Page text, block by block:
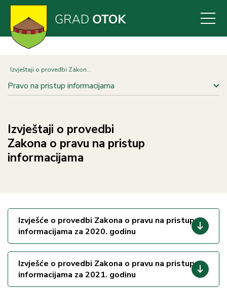
Skoči
glavni
sadržaj
Izvještaji o provedbi Zakon...
Pravo na pristup informacijama
Izvještaji o provedbi
Zakona o pravu na pristup
informacijama
Izvješće o provedbi Zakona o pravu na pristup
informacijama za 2020. godinu
Izvješće o provedbi Zakona o pravu na pristup
informacijama za 2021. godinu